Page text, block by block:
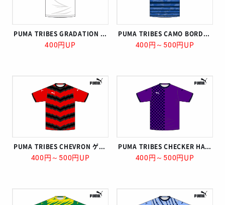
PUMA TRIBES GRADATION ゲームシャツ
400円UP
PUMA TRIBES CAMO BORDER ゲームシャツ
400円～500円UP
PUMA TRIBES CHEVRON ゲームシャツ
400円～500円UP
PUMA TRIBES CHECKER HALF ゲームシャツ
400円～500円UP